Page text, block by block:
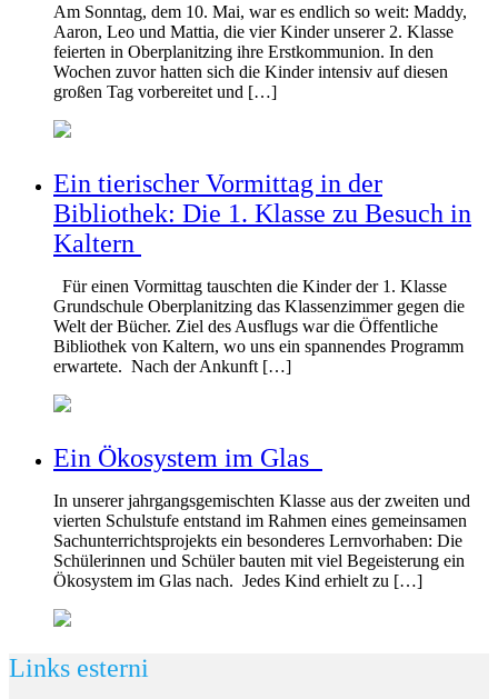
Am Sonntag, dem 10. Mai, war es endlich so weit: Maddy,
Aaron, Leo und Mattia, die vier Kinder unserer 2. Klasse
feierten in Oberplanitzing ihre Erstkommunion. In den
Wochen zuvor hatten sich die Kinder intensiv auf diesen
großen Tag vorbereitet und […]
Ein tierischer Vormittag in der
Bibliothek: Die 1. Klasse zu Besuch in
Kaltern
Für einen Vormittag tauschten die Kinder der 1. Klasse
Grundschule Oberplanitzing das Klassenzimmer gegen die
Welt der Bücher. Ziel des Ausflugs war die Öffentliche
Bibliothek von Kaltern, wo uns ein spannendes Programm
erwartete. Nach der Ankunft […]
Ein Ökosystem im Glas
In unserer jahrgangsgemischten Klasse aus der zweiten und
vierten Schulstufe entstand im Rahmen eines gemeinsamen
Sachunterrichtsprojekts ein besonderes Lernvorhaben: Die
Schülerinnen und Schüler bauten mit viel Begeisterung ein
Ökosystem im Glas nach. Jedes Kind erhielt zu […]
Links esterni